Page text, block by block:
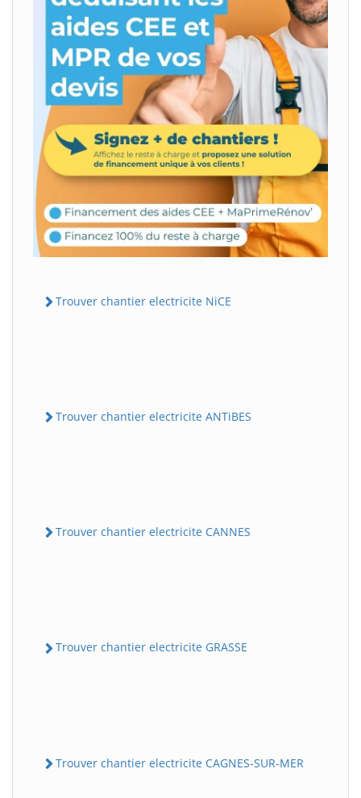
Trouver chantier electricite NiCE
Trouver chantier electricite ANTiBES
Trouver chantier electricite CANNES
Trouver chantier electricite GRASSE
Trouver chantier electricite CAGNES-SUR-MER